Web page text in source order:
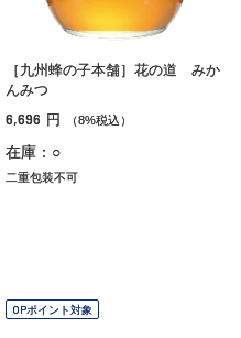
［九州蜂の子本舗］花の道 みか
んみつ
6,696 円 （8%税込）
在庫：○
二重包装不可
OPポイント対象